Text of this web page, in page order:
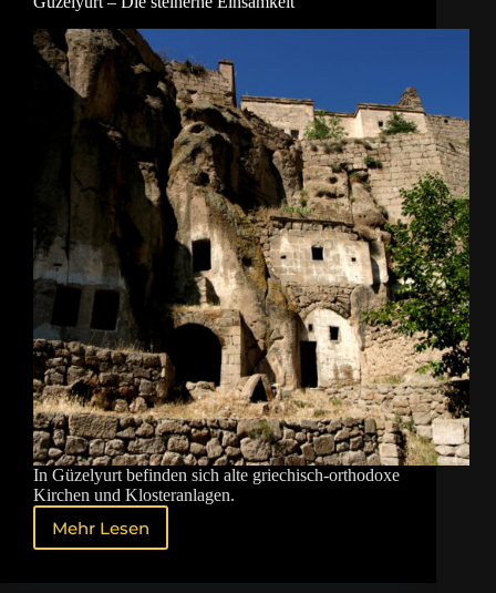
In Güzelyurt befinden sich alte griechisch-orthodoxe
Kirchen und Klosteranlagen.
Mehr Lesen
Güzelyurt